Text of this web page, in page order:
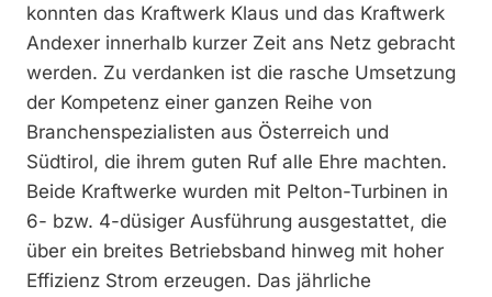
konnten das Kraftwerk Klaus und das Kraftwerk
Andexer innerhalb kurzer Zeit ans Netz gebracht
werden. Zu verdanken ist die rasche Umsetzung
der Kompetenz einer ganzen Reihe von
Branchenspezialisten aus Österreich und
Südtirol, die ihrem guten Ruf alle Ehre machten.
Beide Kraftwerke wurden mit Pelton-Turbinen in
6- bzw. 4-düsiger Ausführung ausgestattet, die
über ein breites Betriebsband hinweg mit hoher
Effizienz Strom erzeugen. Das jährliche